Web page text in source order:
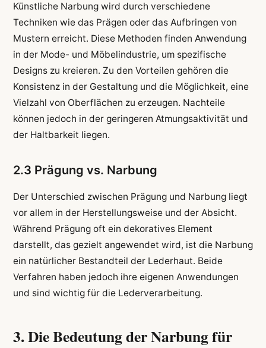
Künstliche Narbung wird durch verschiedene
Techniken wie das Prägen oder das Aufbringen von
Mustern erreicht. Diese Methoden finden Anwendung
in der Mode- und Möbelindustrie, um spezifische
Designs zu kreieren. Zu den Vorteilen gehören die
Konsistenz in der Gestaltung und die Möglichkeit, eine
Vielzahl von Oberflächen zu erzeugen. Nachteile
können jedoch in der geringeren Atmungsaktivität und
der Haltbarkeit liegen.
2.3 Prägung vs. Narbung
Der Unterschied zwischen Prägung und Narbung liegt
vor allem in der Herstellungsweise und der Absicht.
Während Prägung oft ein dekoratives Element
darstellt, das gezielt angewendet wird, ist die Narbung
ein natürlicher Bestandteil der Lederhaut. Beide
Verfahren haben jedoch ihre eigenen Anwendungen
und sind wichtig für die Lederverarbeitung.
3. Die Bedeutung der Narbung für